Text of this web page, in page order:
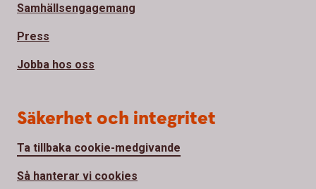
Samhällsengagemang
Press
Jobba hos oss
Säkerhet och integritet
Ta tillbaka cookie-medgivande
Så hanterar vi cookies